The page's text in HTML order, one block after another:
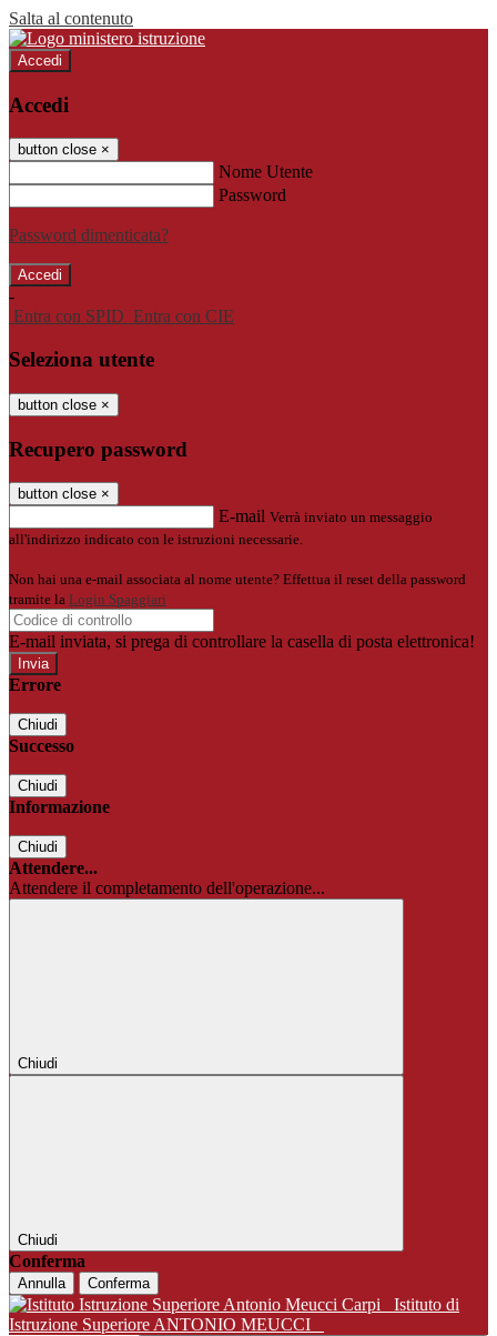
Salta al contenuto
Accedi
Accedi
button close ×
Nome Utente
Password
Password dimenticata?
-
Entra con SPID Entra con CIE
Seleziona utente
button close ×
Recupero password
button close ×
E-mail Verrà inviato un messaggio
all'indirizzo indicato con le istruzioni necessarie.
Non hai una e-mail associata al nome utente? Effettua il reset della password
tramite la Login Spaggiari
E-mail inviata, si prega di controllare la casella di posta elettronica!
Errore
Chiudi
Successo
Chiudi
Informazione
Chiudi
Attendere...
Attendere il completamento dell'operazione...
Chiudi
Chiudi
Conferma
Annulla Conferma
Istituto di
Istruzione Superiore ANTONIO MEUCCI